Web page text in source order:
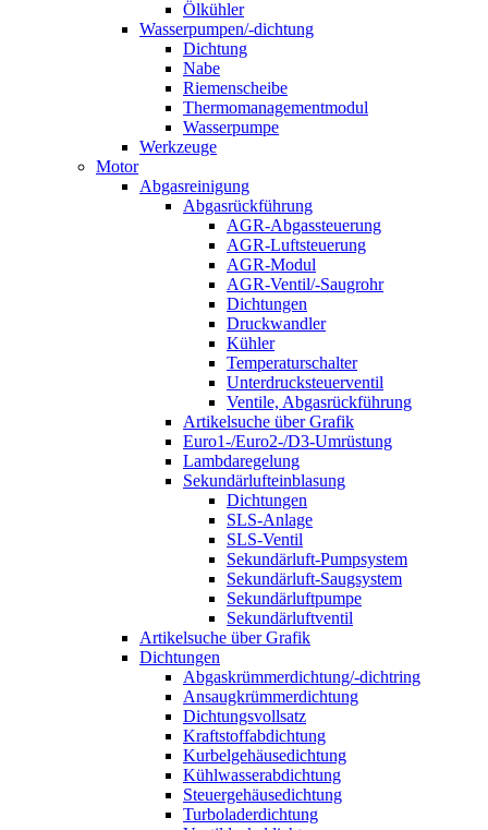
Ölkühler
Wasserpumpen/-dichtung
Dichtung
Nabe
Riemenscheibe
Thermomanagementmodul
Wasserpumpe
Werkzeuge
Motor
Abgasreinigung
Abgasrückführung
AGR-Abgassteuerung
AGR-Luftsteuerung
AGR-Modul
AGR-Ventil/-Saugrohr
Dichtungen
Druckwandler
Kühler
Temperaturschalter
Unterdrucksteuerventil
Ventile, Abgasrückführung
Artikelsuche über Grafik
Euro1-/Euro2-/D3-Umrüstung
Lambdaregelung
Sekundärlufteinblasung
Dichtungen
SLS-Anlage
SLS-Ventil
Sekundärluft-Pumpsystem
Sekundärluft-Saugsystem
Sekundärluftpumpe
Sekundärluftventil
Artikelsuche über Grafik
Dichtungen
Abgaskrümmerdichtung/-dichtring
Ansaugkrümmerdichtung
Dichtungsvollsatz
Kraftstoffabdichtung
Kurbelgehäusedichtung
Kühlwasserabdichtung
Steuergehäusedichtung
Turboladerdichtung